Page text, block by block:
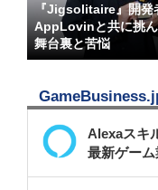
『Jigsolitaire』開
AppLovinと共に挑
舞台裏と苦悩
Alexaスキ
最新ゲー